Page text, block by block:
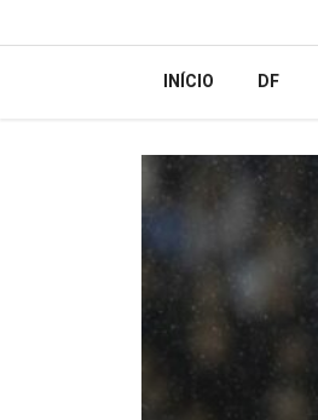
INÍCIO DF